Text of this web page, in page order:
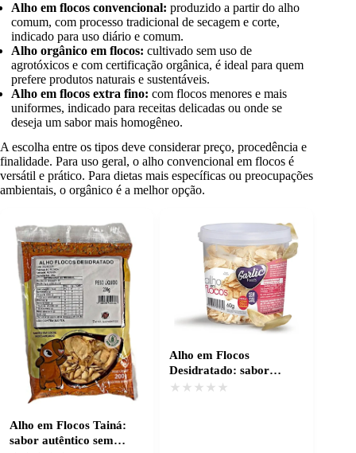
Alho em flocos convencional: produzido a partir do alho
comum, com processo tradicional de secagem e corte,
indicado para uso diário e comum.
Alho orgânico em flocos: cultivado sem uso de
agrotóxicos e com certificação orgânica, é ideal para quem
prefere produtos naturais e sustentáveis.
Alho em flocos extra fino: com flocos menores e mais
uniformes, indicado para receitas delicadas ou onde se
deseja um sabor mais homogêneo.
A escolha entre os tipos deve considerar preço, procedência e
finalidade. Para uso geral, o alho convencional em flocos é
versátil e prático. Para dietas mais específicas ou preocupações
ambientais, o orgânico é a melhor opção.
Alho em Flocos Tainá:
sabor autêntico sem
Alho em Flocos
Desidratado: sabor
intenso e sem desperdício
★★★★★
★★★★★